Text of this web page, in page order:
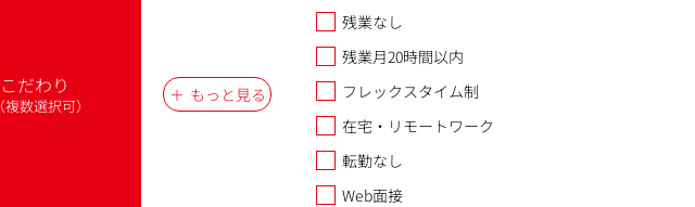
こだわり
（複数選択可）
もっと見る
残業なし
残業月20時間以内
フレックスタイム制
在宅・リモートワーク
転勤なし
Web面接